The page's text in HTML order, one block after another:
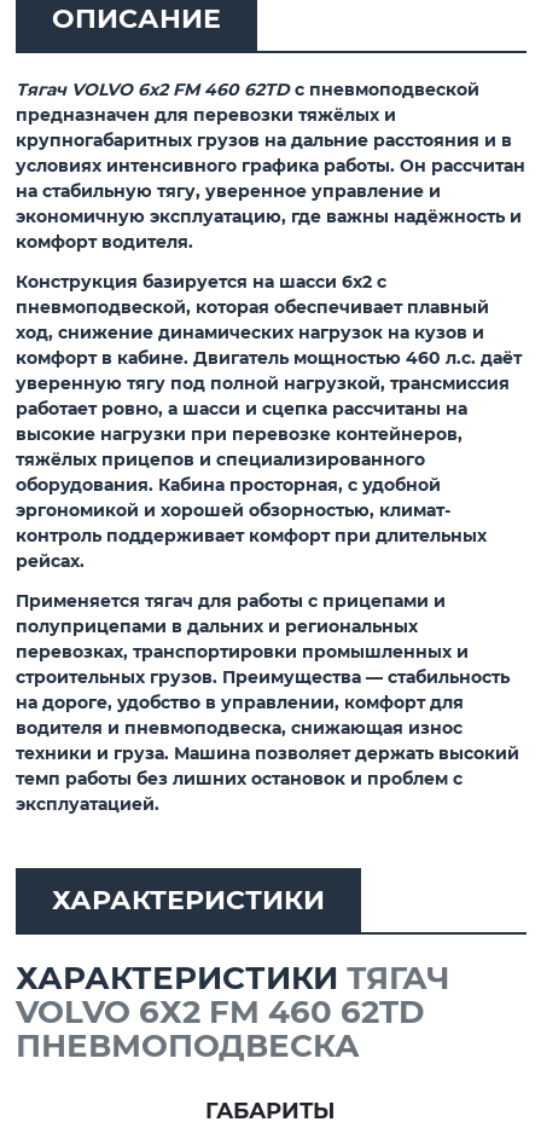
ОПИСАНИЕ
Тягач VOLVO 6x2 FM 460 62TDс пневмоподвеской
предназначен для перевозки тяжёлых и
крупногабаритных грузов на дальние расстояния и в
условиях интенсивного графика работы. Он рассчитан
на стабильную тягу, уверенное управление и
экономичную эксплуатацию, где важны надёжность и
комфорт водителя.
Конструкция базируется на шасси 6x2 с
пневмоподвеской, которая обеспечивает плавный
ход, снижение динамических нагрузок на кузов и
комфорт в кабине. Двигатель мощностью 460 л.с. даёт
уверенную тягу под полной нагрузкой, трансмиссия
работает ровно, а шасси и сцепка рассчитаны на
высокие нагрузки при перевозке контейнеров,
тяжёлых прицепов и специализированного
оборудования. Кабина просторная, с удобной
эргономикой и хорошей обзорностью, климат-
контроль поддерживает комфорт при длительных
рейсах.
Применяется тягач для работы с прицепами и
полуприцепами в дальних и региональных
перевозках, транспортировки промышленных и
строительных грузов. Преимущества — стабильность
на дороге, удобство в управлении, комфорт для
водителя и пневмоподвеска, снижающая износ
техники и груза. Машина позволяет держать высокий
темп работы без лишних остановок и проблем с
эксплуатацией.
ХАРАКТЕРИСТИКИ
ХАРАКТЕРИСТИКИ ТЯГАЧ
VOLVO 6Х2 FM 460 62TD
ПНЕВМОПОДВЕСКА
ГАБАРИТЫ